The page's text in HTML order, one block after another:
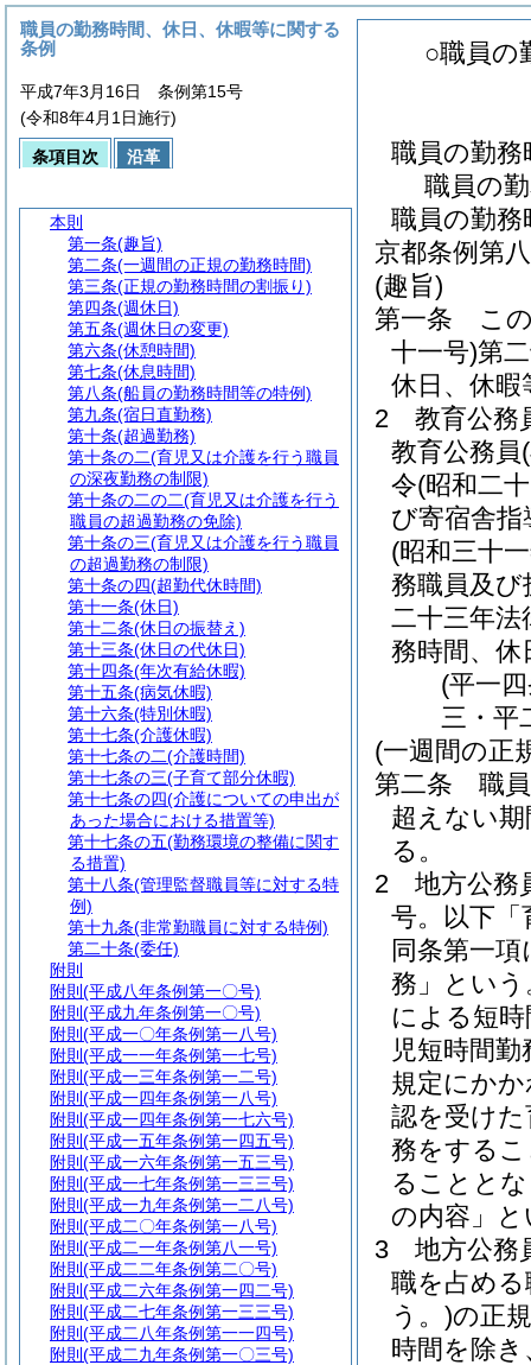
○職員の
職員の勤
職員の
職員の勤務
京都条例第
(趣旨)
第一条
こ
十一号)第
休日、休
2
教育公務
教育公務員
令(昭和二
び寄宿舎
(昭和三十
務職員及び
二十三年法
務時間、
(平一
三・平
(一週間の正
第二条
職
超えない
る。
2
地方公務
号。以下「
同条第一
務」という
による短
児短時間
規定にか
認を受け
務をする
ることと
の内容」
3
地方公務
職を占める
う。)の正
時間を除
職員の勤務時間、休日、休暇等に関する
条例
平成7年3月16日 条例第15号
(令和8年4月1日施行)
条項目次 沿革
本則
第一条(趣旨)
第二条(一週間の正規の勤務時間)
第三条(正規の勤務時間の割振り)
第四条(週休日)
第五条(週休日の変更)
第六条(休憩時間)
第七条(休息時間)
第八条(船員の勤務時間等の特例)
第九条(宿日直勤務)
第十条(超過勤務)
第十条の二(育児又は介護を行う職員
の深夜勤務の制限)
第十条の二の二(育児又は介護を行う
職員の超過勤務の免除)
第十条の三(育児又は介護を行う職員
の超過勤務の制限)
第十条の四(超勤代休時間)
第十一条(休日)
第十二条(休日の振替え)
第十三条(休日の代休日)
第十四条(年次有給休暇)
第十五条(病気休暇)
第十六条(特別休暇)
第十七条(介護休暇)
第十七条の二(介護時間)
第十七条の三(子育て部分休暇)
第十七条の四(介護についての申出が
あった場合における措置等)
第十七条の五(勤務環境の整備に関す
る措置)
第十八条(管理監督職員等に対する特
例)
第十九条(非常勤職員に対する特例)
第二十条(委任)
附則
附則 (平成八年条例第一〇号)
附則 (平成九年条例第一〇号)
附則 (平成一〇年条例第一八号)
附則 (平成一一年条例第一七号)
附則 (平成一三年条例第一二号)
附則 (平成一四年条例第一八号)
附則 (平成一四年条例第一七六号)
附則 (平成一五年条例第一四五号)
附則 (平成一六年条例第一五三号)
附則 (平成一七年条例第一三三号)
附則 (平成一九年条例第一二八号)
附則 (平成二〇年条例第一八号)
附則 (平成二一年条例第八一号)
附則 (平成二二年条例第二〇号)
附則 (平成二六年条例第一四二号)
附則 (平成二七年条例第一三三号)
附則 (平成二八年条例第一一四号)
附則 (平成二九年条例第一〇三号)